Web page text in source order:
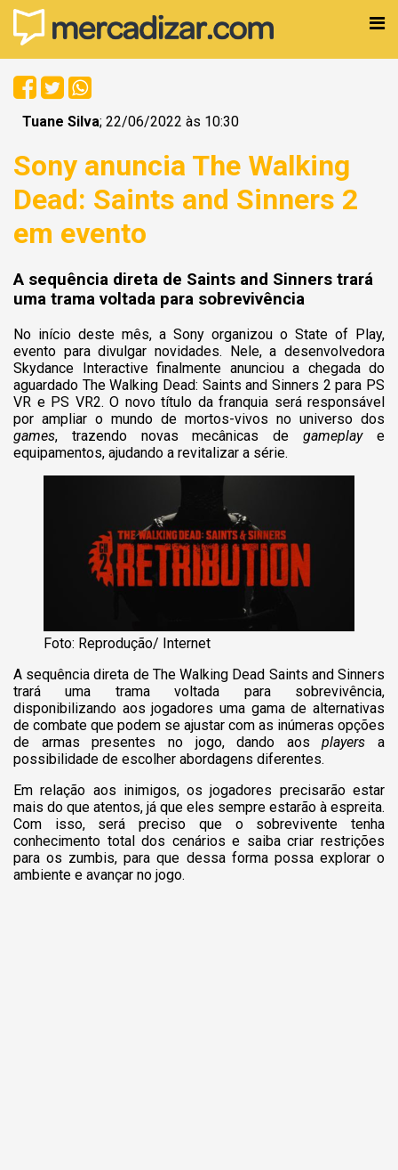
Tuane Silva; 22/06/2022 às 10:30
Sony anuncia The Walking
Dead: Saints and Sinners 2
em evento
A sequência direta de Saints and Sinners trará
uma trama voltada para sobrevivência
No início deste mês, a Sony organizou o State of Play,
evento para divulgar novidades. Nele, a desenvolvedora
Skydance Interactive finalmente anunciou a chegada do
aguardado The Walking Dead: Saints and Sinners 2 para PS
VR e PS VR2. O novo título da franquia será responsável
por ampliar o mundo de mortos-vivos no universo dos
games, trazendo novas mecânicas degameplaye
equipamentos, ajudando a revitalizar a série.
Foto: Reprodução/ Internet
A sequência direta de The Walking Dead Saints and Sinners
trará uma trama voltada para sobrevivência,
disponibilizando aos jogadores uma gama de alternativas
de combate que podem se ajustar com as inúmeras opções
de armas presentes no jogo, dando aosplayers a
possibilidade de escolher abordagens diferentes.
Em relação aos inimigos, os jogadores precisarão estar
mais do que atentos, já que eles sempre estarão à espreita.
Com isso, será preciso que o sobrevivente tenha
conhecimento total dos cenários e saiba criar restrições
para os zumbis, para que dessa forma possa explorar o
ambiente e avançar no jogo.